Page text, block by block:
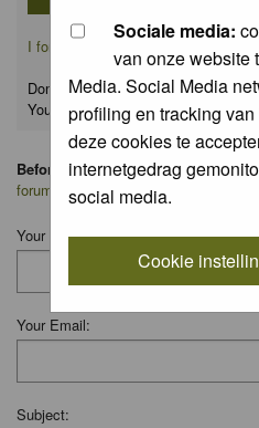
Sociale media:
van onze website
Media. Social Media
profiling en tracking
deze cookies te
internetgedrag
social media.
Cookie
I forgot my password
Don't have an account yet?
You canregisterfor FREE
Before you ask your question:
forum
first.
Your Name:
Your Email:
Subject: